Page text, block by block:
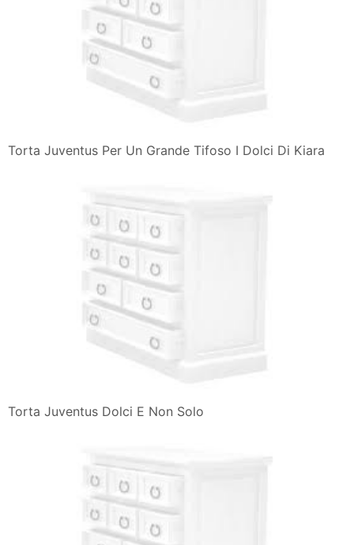
Torta Juventus Per Un Grande Tifoso I Dolci Di Kiara
Torta Juventus Dolci E Non Solo